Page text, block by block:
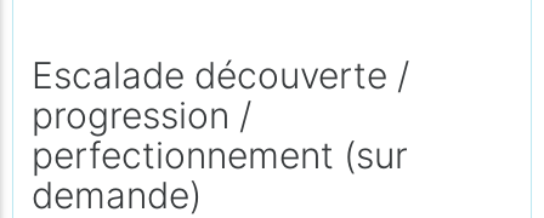
Escalade découverte /
progression /
perfectionnement (sur
demande)